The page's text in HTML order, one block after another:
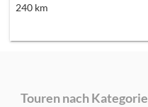
240km
Touren nach Kategorie